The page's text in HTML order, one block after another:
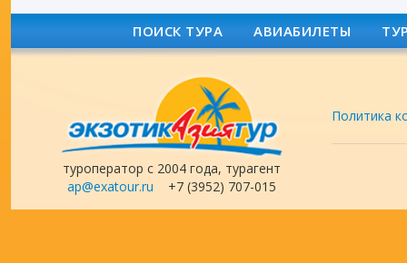
ПОИСК ТУРА АВИАБИЛЕТЫ
туроператор с 2004 года, турагент
ap@exatour.ru +7 (3952) 707-015
Политика